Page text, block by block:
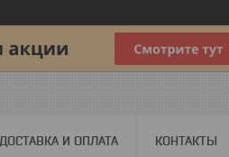
ДОСТАВКА И ОПЛАТА КОНТАКТЫ